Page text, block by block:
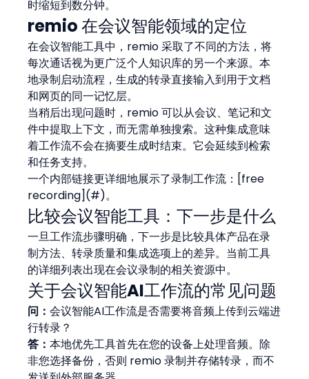
时缩短到数分钟。
remio 在会议智能领域的定位
在会议智能工具中，remio 采取了不同的方法，将
每次通话视为更广泛个人知识库的另一个来源。本
地录制启动流程，生成的转录直接输入到用于文档
和网页的同一记忆层。
当稍后出现问题时，remio 可以从会议、笔记和文
件中提取上下文，而无需单独搜索。这种集成意味
着工作流不会在摘要生成时结束。它会延续到检索
和任务支持。
一个内部链接更详细地展示了录制工作流：[free
recording](#)。
比较会议智能工具：下一步是什么
一旦工作流步骤明确，下一步是比较具体产品在录
制方法、转录质量和集成选项上的差异。当前工具
的详细列表出现在会议录制的相关资源中。
关于会议智能AI工作流的常见问题
问：会议智能AI工作流是否需要将音频上传到云端进
行转录？
答：本地优先工具首先在您的设备上处理音频。除
非您选择备份，否则 remio 录制并存储转录，而不